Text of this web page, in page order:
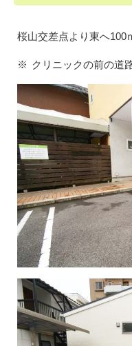
桜山交差点より東へ100
クリニックの前の道